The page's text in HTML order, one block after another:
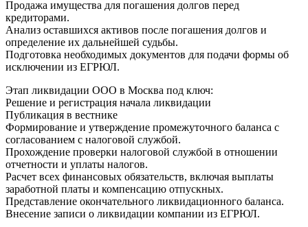
Продажа имущества для погашения долгов перед
кредиторами.
Анализ оставшихся активов после погашения долгов и
определение их дальнейшей судьбы.
Подготовка необходимых документов для подачи формы об
исключении из ЕГРЮЛ.
Этап ликвидации ООО в Москва под ключ:
Решение и регистрация начала ликвидации
Публикация в вестнике
Формирование и утверждение промежуточного баланса с
согласованием с налоговой службой.
Прохождение проверки налоговой службой в отношении
отчетности и уплаты налогов.
Расчет всех финансовых обязательств, включая выплаты
заработной платы и компенсацию отпускных.
Представление окончательного ликвидационного баланса.
Внесение записи о ликвидации компании из ЕГРЮЛ.